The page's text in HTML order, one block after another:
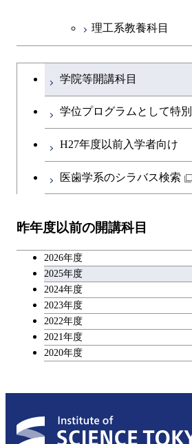
理工系教養科目
学士課程を切り替える
学院等開講科目
学位プログラムとして特
H27年度以前入学者向け
医歯学系のシラバス検索
昨年度以前の開講科目
2026年度
2025年度
2024年度
2023年度
2022年度
2021年度
2020年度